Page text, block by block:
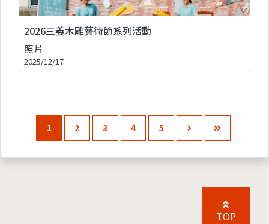
2026三義木雕藝術節系列活動
照片
2025/12/17
1 2 3 4 5
TOP